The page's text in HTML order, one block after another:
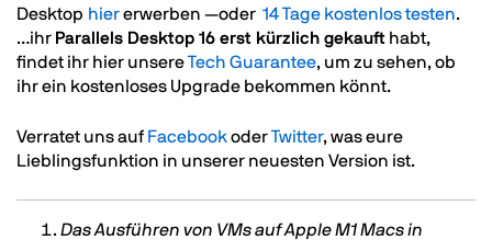
Desktop hiererwerben —oder 14 Tage kostenlos testen.
…ihr Parallels Desktop 16 erst kürzlich gekauft habt,
findet ihr hier unsereTech Guarantee, um zu sehen, ob
ihr ein kostenloses Upgrade bekommen könnt.
Verratet uns auf FacebookoderTwitter, was eure
Lieblingsfunktion in unserer neuesten Version ist.
Das Ausführen von VMs auf Apple M1 Macs in